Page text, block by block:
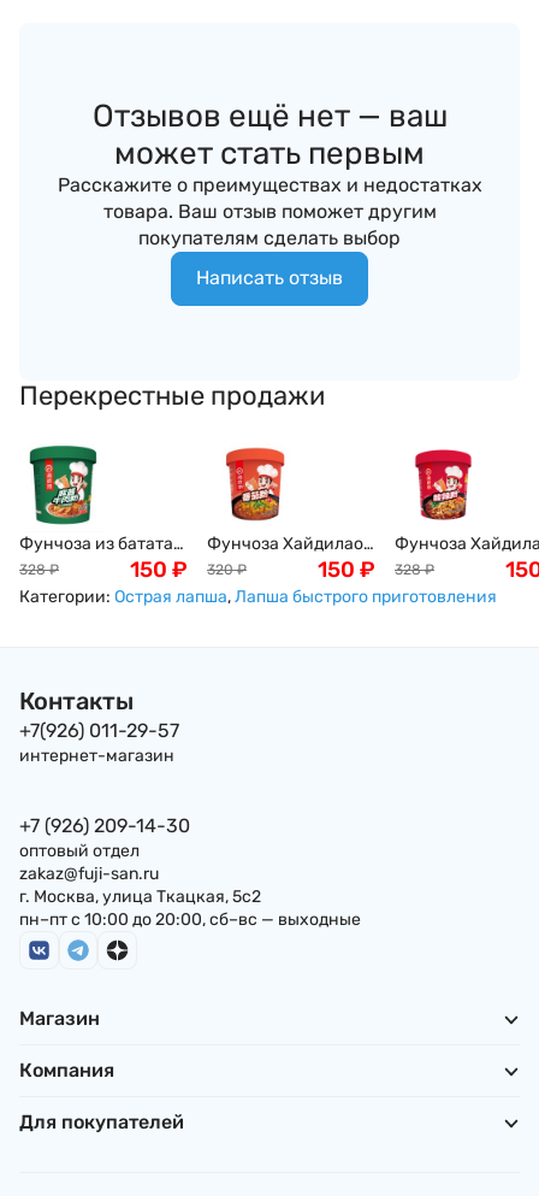
Отзывов ещё нет — ваш
может стать первым
Расскажите о преимуществах и недостатках
товара. Ваш отзыв поможет другим
покупателям сделать выбор
Написать отзыв
Перекрестные продажи
Фунчоза из батата
Хайдилао с
кунжутной пастой,
спаржей и овощами,
328 ₽ 150 ₽
Фунчоза Хайдилао
"Томатный суп" с
зеленым луком,
320 ₽ 150 ₽
Фунчоза
со спаржей,
арахисом и
328 ₽
Категории: Острая лапша,Лапша быстрого приготовления
Контакты
+7(926) 011-29-57
интернет-магазин
+7 (926) 209-14-30
оптовый отдел
zakaz@fuji-san.ru
г. Москва, улица Ткацкая, 5с2
пн–пт с 10:00 до 20:00, сб–вс — выходные
Магазин
Компания
Для покупателей